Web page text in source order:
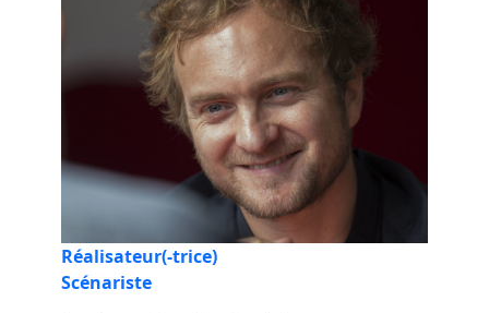
Réalisateur(-trice)
Scénariste